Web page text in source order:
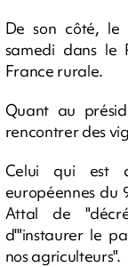
De son côté, le
samedi dans le
France rurale.
Quant au
rencontrer des
Celui qui est
européennes du
Attal de
d'"instaurer le
nos agriculteurs".